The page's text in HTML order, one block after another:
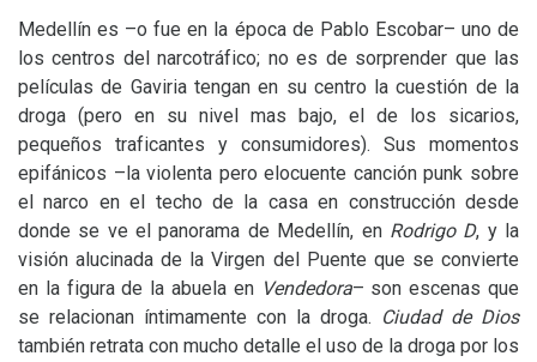
Medellín es –o fue en la época de Pablo Escobar– uno de
los centros del narcotráfico; no es de sorprender que las
películas de Gaviria tengan en su centro la cuestión de la
droga (pero en su nivel mas bajo, el de los sicarios,
pequeños traficantes y consumidores). Sus momentos
epifánicos –la violenta pero elocuente canción punk sobre
el narco en el techo de la casa en construcción desde
donde se ve el panorama de Medellín, en Rodrigo D, y la
visión alucinada de la Virgen del Puente que se convierte
en la figura de la abuela en Vendedora– son escenas que
se relacionan íntimamente con la droga. Ciudad de Dios
también retrata con mucho detalle el uso de la droga por los